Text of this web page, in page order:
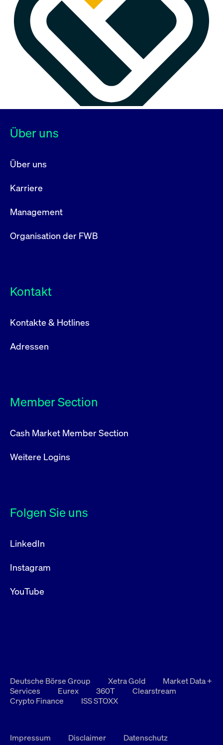
Über uns
Über uns
Karriere
Management
Organisation der FWB
Kontakt
Kontakte & Hotlines
Adressen
Member Section
Cash Market Member Section
Weitere Logins
Folgen Sie uns
LinkedIn
Instagram
YouTube
Deutsche Börse Group Xetra Gold
Market Data +
Services
Eurex 360T
Clearstream
Crypto Finance
ISS STOXX
Impressum Disclaimer
Datenschutz